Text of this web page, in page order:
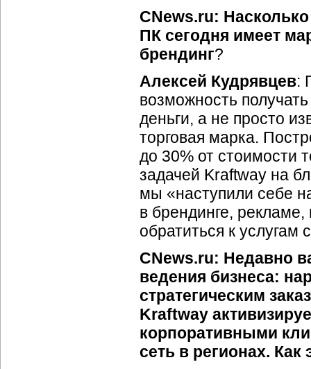
CNews.ru:
ПК сегодня имеет
брендинг?
Алексей Кудрявцев:
возможность
деньги, а не просто
торговая марка.
до 30% от стоимости
задачей Kraftway на
мы «наступили себе
в брендинге,
обратиться к услугам
CNews.ru: Недавно
ведения бизнеса:
стратегическим
Kraftway
корпоративными
сеть в регионах.